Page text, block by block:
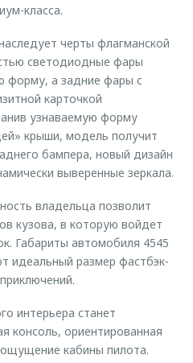
класса.
черты флагманской
светодиодные фары
форму, а задние фары с
карточкой
узнаваемую форму
крыши, модель получит
бампера, новый дизайн
выверенные зеркала.
владельца позволит
кузова, в которую войдет
Габариты автомобиля 4545
идеальный размер фастбэк-
интерьера станет
консоль, ориентированная
кабины пилота.